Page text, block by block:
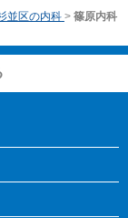
並区の内科 > 篠原内科